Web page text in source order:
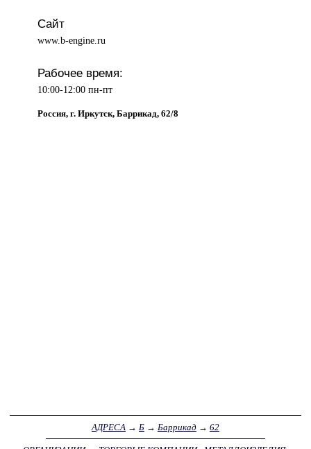
Сайт
www.b-engine.ru
Рабочее время:
10:00-12:00 пн-пт
Россия, г. Иркутск, Баррикад, 62/8
АДРЕСА → Б → Баррикад → 62